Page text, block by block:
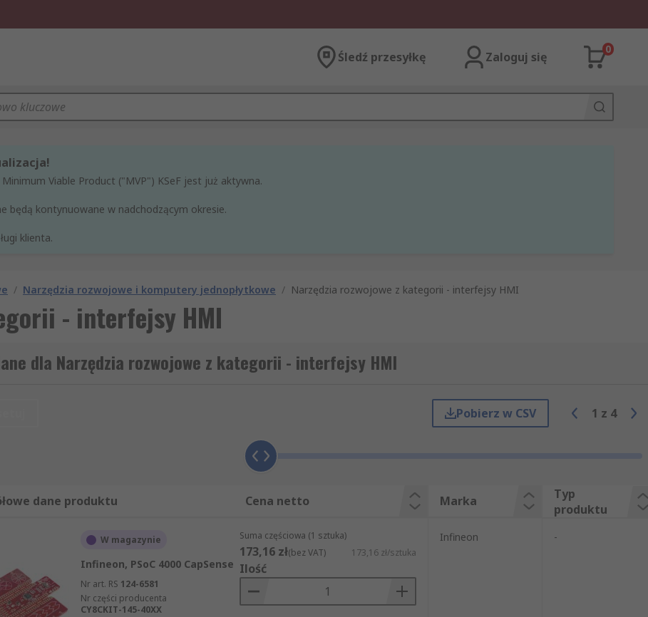
Śledź przesyłkę Zaloguj się
0
Viable Product ("MVP") KSeF jest już aktywna.
będą kontynuowane w nadchodzącym okresie.
klienta.
/ Narzędzia rozwojowe i komputery jednopłytkowe / Narzędzia rozwojowe z kategorii - interfejsy HMI
- interfejsy HMI
dla Narzędzia rozwojowe z kategorii - interfejsy HMI
Pobierz w CSV 1 z 4
dane produktu Cena netto Marka
Typ
produktu
W magazynie
Infineon, PSoC 4000 CapSense
Nr art. RS 124-6581
Nr części producenta
CY8CKIT-145-40XX
Suma częściowa (1 sztuka)
173,16 zł(bez VAT) 173,16 zł/sztuka
Ilość
Infineon -